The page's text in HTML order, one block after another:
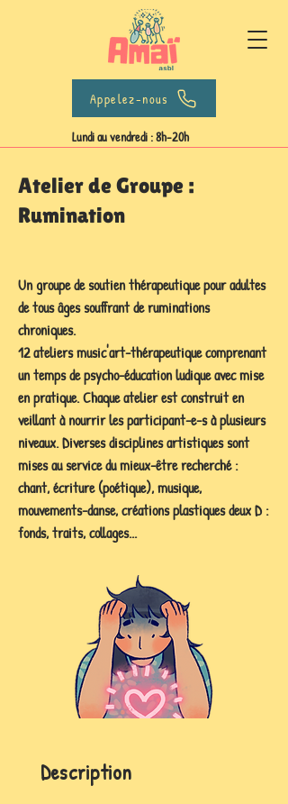
Appelez-nous
Lundi au vendredi : 8h-20h
Atelier de Groupe :
Rumination
Un groupe de soutien thérapeutique pour adultes
de tous âges souffrant de ruminations
chroniques.
12 ateliers music'art-thérapeutique comprenant
un temps de psycho-éducation ludique avec mise
en pratique. Chaque atelier est construit en
veillant à nourrir les participant-e-s à plusieurs
niveaux. Diverses disciplines artistiques sont
mises au service du mieux-être recherché :
chant, écriture (poétique), musique,
mouvements-danse, créations plastiques deux D :
fonds, traits, collages...
Description